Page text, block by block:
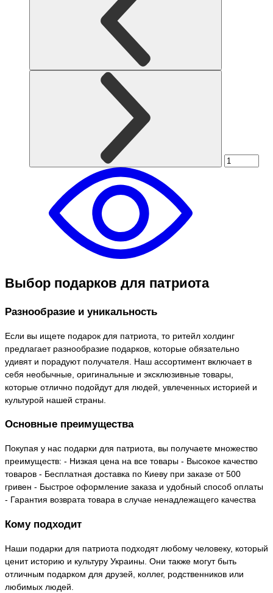
Выбор подарков для патриота
Разнообразие и уникальность
Если вы ищете подарок для патриота, то ритейл холдинг
предлагает разнообразие подарков, которые обязательно
удивят и порадуют получателя. Наш ассортимент включает в
себя необычные, оригинальные и эксклюзивные товары,
которые отлично подойдут для людей, увлеченных историей и
культурой нашей страны.
Основные преимущества
Покупая у нас подарки для патриота, вы получаете множество
преимуществ: - Низкая цена на все товары - Высокое качество
товаров - Бесплатная доставка по Киеву при заказе от 500
гривен - Быстрое оформление заказа и удобный способ оплаты
- Гарантия возврата товара в случае ненадлежащего качества
Кому подходит
Наши подарки для патриота подходят любому человеку, который
ценит историю и культуру Украины. Они также могут быть
отличным подарком для друзей, коллег, родственников или
любимых людей.